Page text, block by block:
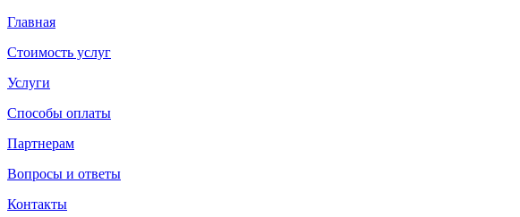
Главная
Стоимость услуг
Услуги
Способы оплаты
Партнерам
Вопросы и ответы
Контакты